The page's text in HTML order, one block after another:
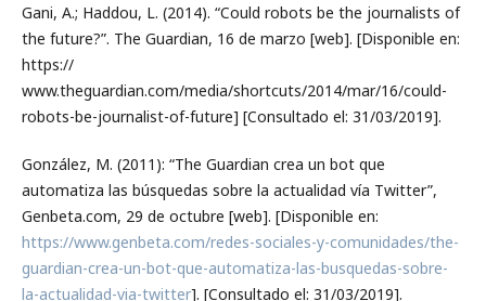
Gani, A.; Haddou, L. (2014). “Could robots be the journalists of
the future?”. The Guardian, 16 de marzo [web]. [Disponible en:
https://
www.theguardian.com/media/shortcuts/2014/mar/16/could-
robots-be-journalist-of-future] [Consultado el: 31/03/2019].
González, M. (2011): “The Guardian crea un bot que
automatiza las búsquedas sobre la actualidad vía Twitter”,
Genbeta.com, 29 de octubre [web]. [Disponible en:
https://www.genbeta.com/redes-sociales-y-comunidades/the-
guardian-crea-un-bot-que-automatiza-las-busquedas-sobre-
la-actualidad-via-twitter]. [Consultado el: 31/03/2019].